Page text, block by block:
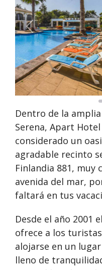
Anterior
Dentro de la
Serena, Apart
considerado un
agradable recinto
Finlandia 881, muy
avenida del mar,
faltará en tus
Desde el año 2001
ofrece a los
alojarse en un
lleno de